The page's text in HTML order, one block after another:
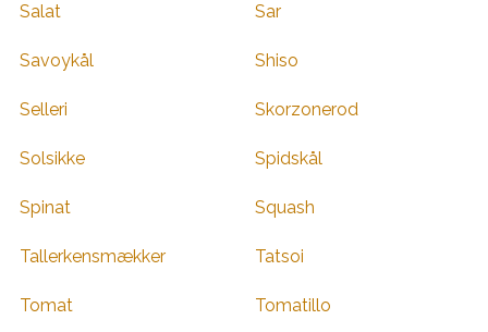
Salat Sar
Savoykål Shiso
Selleri Skorzonerod
Solsikke Spidskål
Spinat Squash
Tallerkensmækker Tatsoi
Tomat Tomatillo